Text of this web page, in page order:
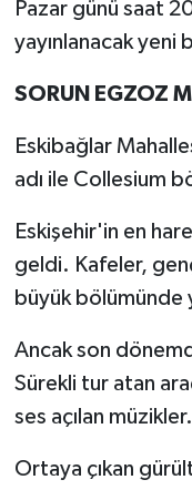
Pazar günü saat
yayınlanacak yeni
SORUN EGZOZ
Eskibağlar
adı ile Collesium
Eskişehir'in en
geldi. Kafeler,
büyük bölümünde
Ancak son
Sürekli tur atan
ses açılan
Ortaya çıkan